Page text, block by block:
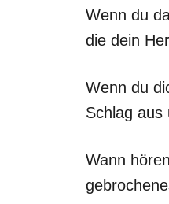
Wenn du
die dein
Wenn du
Schlag aus
Wann